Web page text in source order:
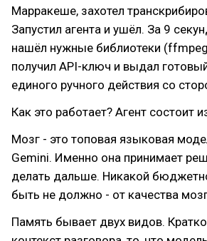
Марракеше, захотел
Запустил агента и ушёл. За 9
нашёл нужные библиотеки
получил API-ключ и выдал
единого ручного действия со
Как это работает? Агент состоит
Мозг - это топовая языковая
Gemini. Именно она принимает
делать дальше. Никакой
быть не должно - от качества
Память бывает двух видов.